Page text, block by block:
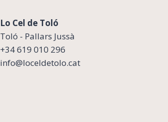
Lo Cel de Toló
Toló - Pallars Jussà
+34 619 010 296
info@loceldetolo.cat